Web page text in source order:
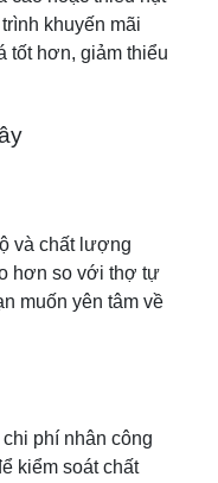
khuyến mãi
tốt hơn, giảm thiểu
và chất lượng
hơn so với thợ tự
muốn yên tâm về
phí nhân công
kiểm soát chất